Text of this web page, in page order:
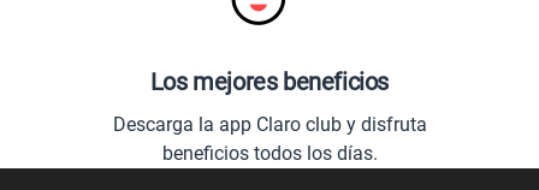
Los mejores beneficios
Descarga la app Claro club y disfruta
beneficios todos los días.